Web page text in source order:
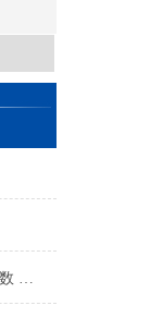
柔性组合式滑触线讲解技术参数 选型